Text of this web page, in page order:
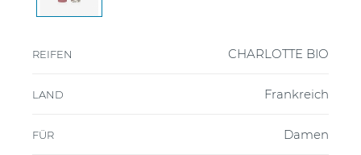
REIFEN CHARLOTTE BIO
LAND Frankreich
FÜR Damen